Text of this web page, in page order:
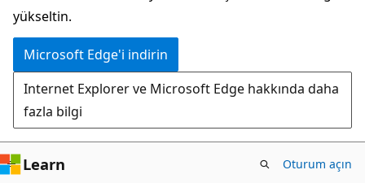
yükseltin.
Microsoft Edge'i indirin
Internet Explorer ve Microsoft Edge hakkında daha
fazla bilgi
Learn Oturum açın